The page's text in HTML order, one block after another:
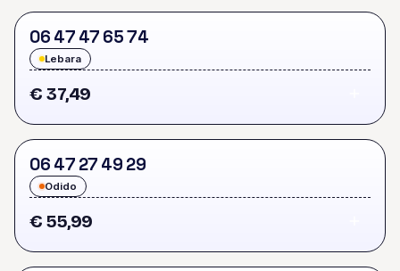
06 47 47 6574
Lebara
€ 37,49
06 47 27 49 29
Odido
€ 55,99